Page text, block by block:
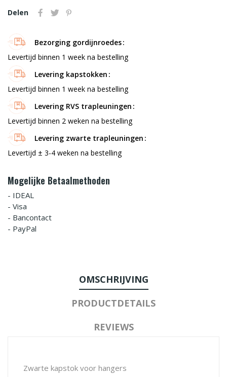
Delen
Bezorging gordijnroedes
Levertijd binnen 1 week na bestelling
Levering kapstokken
Levertijd binnen 1 week na bestelling
Levering RVS trapleuningen
Levertijd binnen 2 weken na bestelling
Levering zwarte trapleuningen
Levertijd ± 3-4 weken na bestelling
Mogelijke Betaalmethoden
- IDEAL
- Visa
- Bancontact
- PayPal
OMSCHRIJVING
PRODUCTDETAILS
REVIEWS
Zwarte kapstok voor hangers